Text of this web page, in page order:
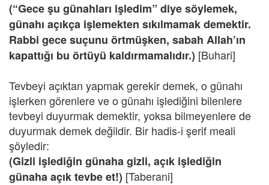
(“Gece şu günahları işledim” diye söylemek,
günahı açıkça işlemekten sıkılmamak demektir.
Rabbi gece suçunu örtmüşken, sabah Allah’ın
kapattığı bu örtüyü kaldırmamalıdır.) [Buhari]
Tevbeyi açıktan yapmak gerekir demek, o günahı
işlerken görenlere ve o günahı işlediğini bilenlere
tevbeyi duyurmak demektir, yoksa bilmeyenlere de
duyurmak demek değildir. Bir hadis-i şerif meali
şöyledir:
(Gizli işlediğin günaha gizli, açık işlediğin
günaha açık tevbe et!) [Taberani]